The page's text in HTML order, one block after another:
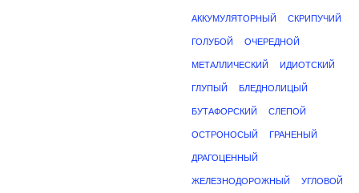
АККУМУЛЯТОРНЫЙ СКРИПУЧИЙ
ГОЛУБОЙ ОЧЕРЕДНОЙ
МЕТАЛЛИЧЕСКИЙ ИДИОТСКИЙ
ГЛУПЫЙ БЛЕДНОЛИЦЫЙ
БУТАФОРСКИЙ СЛЕПОЙ
ОСТРОНОСЫЙ ГРАНЕНЫЙ
ДРАГОЦЕННЫЙ
ЖЕЛЕЗНОДОРОЖНЫЙ УГЛОВОЙ